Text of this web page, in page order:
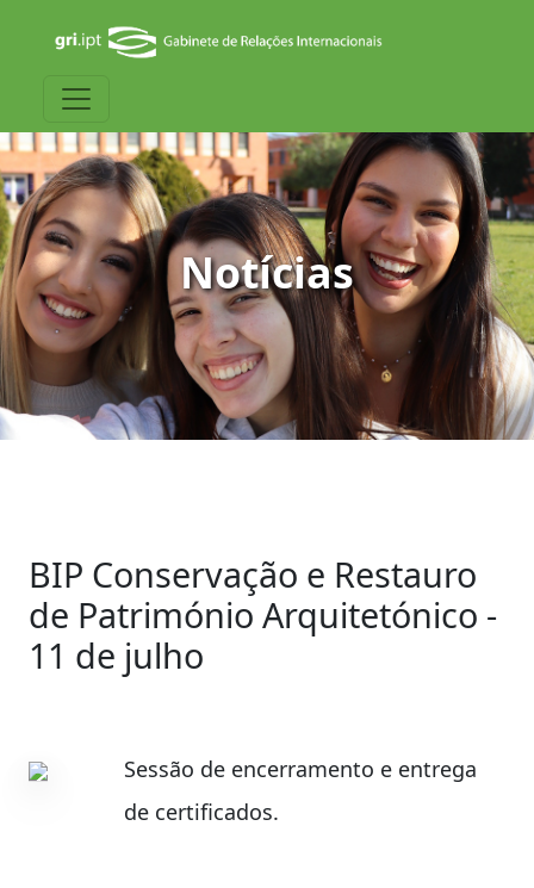
Notícias
BIP Conservação e Restauro
de Património Arquitetónico -
11 de julho
Sessão de encerramento e entrega
de certificados.